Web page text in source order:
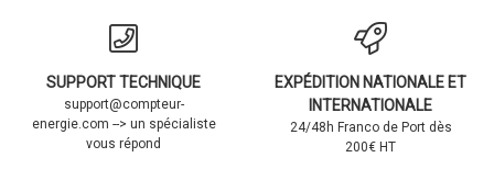
SUPPORT TECHNIQUE
support@compteur-
energie.com --> un spécialiste
vous répond
EXPÉDITION NATIONALE ET
INTERNATIONALE
24/48h Franco de Port dès
200€ HT